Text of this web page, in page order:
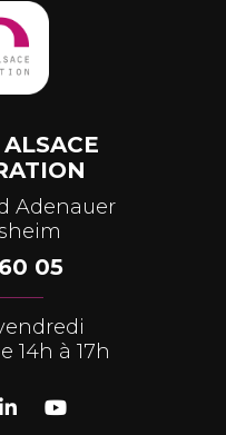
Adenauer
05
14h à 17h